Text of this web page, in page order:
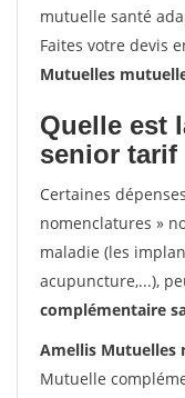
mutuelle santé
Faites votre devis
Mutuelles
Quelle est
senior tarif
Certaines
nomenclatures »
maladie (les
acupuncture,...),
complémentaire
Amellis Mutuelles
Mutuelle